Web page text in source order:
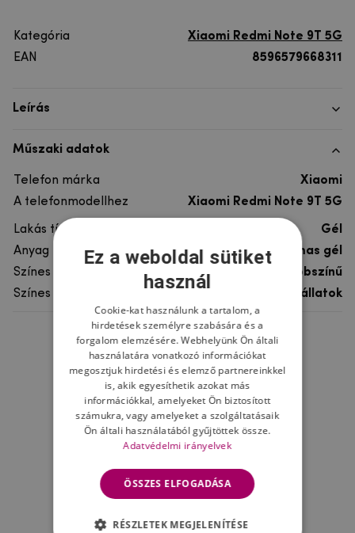
Kategória
Xiaomi Redmi Note 9T 5G
EAN
8596579668311
Leírás
Műszaki adatok
Telefon márka
Xiaomi
A telefonmodellhez
Xiaomi Redmi Note 9T 5G
Lakás típusa
Gél
Anyag
rugalmas gél
Színes
többszínű
Színes motívum
Egyéb állatok
Ne felejtsd el
Ez a weboldal sütiket
használ
Cookie-kat használunk a tartalom, a
hirdetések személyre szabására és a
forgalom elemzésére. Webhelyünk Ön általi
használatára vonatkozó információkat
megosztjuk hirdetési és elemző partnereinkkel
is, akik egyesíthetik azokat más
információkkal, amelyeket Ön biztosított
számukra, vagy amelyeket a szolgáltatásaik
Ön általi használatából gyűjtöttek össze.
Adatvédelmi irányelvek
ÖSSZES ELFOGADÁSA
RÉSZLETEK MEGJELENÍTÉSE